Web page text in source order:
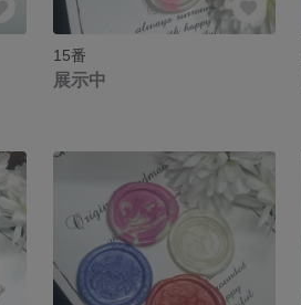
15番
展示中